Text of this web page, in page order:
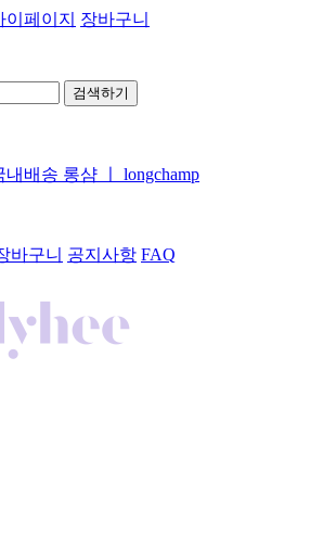
이페이지 장바구니
검색하기
내배송 롱샴 ㅣ longchamp
바구니 공지사항 FAQ